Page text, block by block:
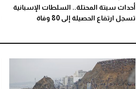
أحداث سبتة المحتلة.. السلطات الإسبانية
تسجل ارتفاع الحصيلة إلى 80 وفاة